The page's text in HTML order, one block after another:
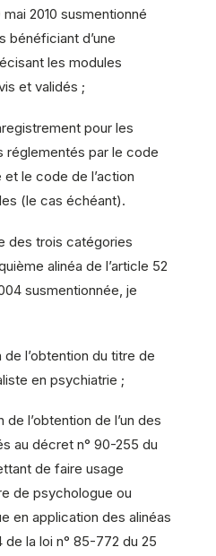
2010 susmentionné
bénéficiant d’une
les modules
et validés ;
pour les
réglementés par le code
le code de l’action
(le cas échéant).
des trois catégories
alinéa de l’article 52
susmentionnée, je
de l’obtention du titre de
en psychiatrie ;
de l’obtention de l’un des
au décret n° 90-255 du
de faire usage
de psychologue ou
en application des alinéas
de la loi n° 85-772 du 25